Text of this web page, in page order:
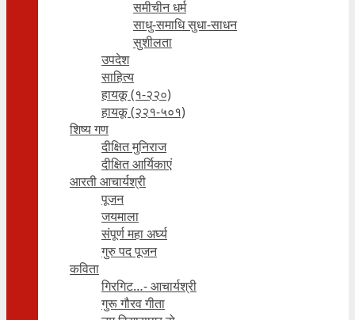
समीचीन धर्म
साधु-समाधि सुधा-साधन
सुशीलता
उपदेश
साहित्य
हायकू (१‍-२२०)
हायकू (२२१-५०१)
शिष्य गण
दीक्षित मुनिराज
दीक्षित आर्यिकाएं
आरती आचार्यश्री
पूजन
जयमाला
संपूर्ण महा अर्घ्य
गुरु पद पूजन
कविता
गिरगिट…- आचार्यश्री
गुरू गौरव गीता